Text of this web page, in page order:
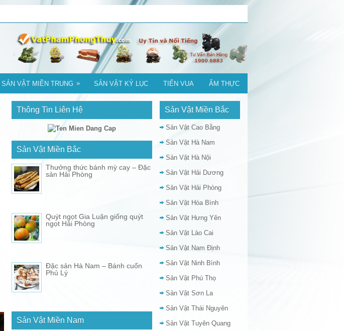
SẢN VẬT MIỀN TRUNG » SẢN VẬT KỶ LỤC TIẾN VUA ẨM THỰC
Thông Tin Liên Hệ
Sản Vật Miền Bắc
Thưởng thức bánh mỳ cay – Đặc
sản Hải Phòng
Quýt ngọt Gia Luận giống quýt
ngọt Hải Phòng
Đặc sản Hà Nam – Bánh cuốn
Phủ Lý
Sản Vật Miền Nam
Sản Vật Miền Bắc
Sản Vật Cao Bằng
Sản Vật Hà Nam
Sản Vật Hà Nội
Sản Vật Hải Dương
Sản Vật Hải Phòng
Sản Vật Hòa Bình
Sản Vật Hưng Yên
Sản Vật Lào Cai
Sản Vật Nam Định
Sản Vật Ninh Bình
Sản Vật Phú Thọ
Sản Vật Sơn La
Sản Vật Thái Nguyên
Sản Vật Tuyên Quang